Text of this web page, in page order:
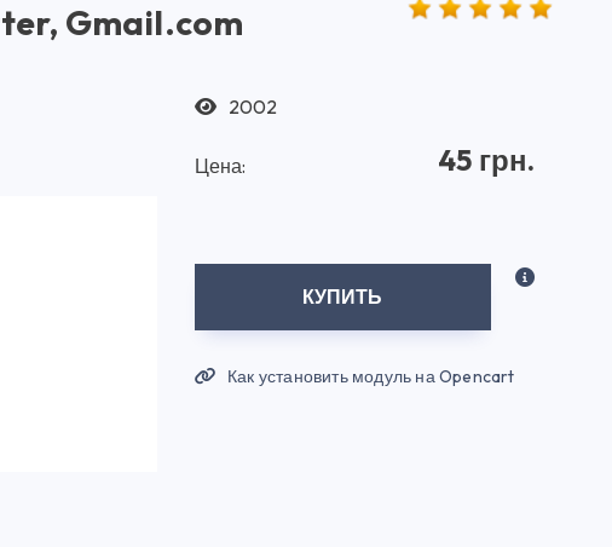
Gmail.com
2002
Цена: 45 грн.
КУПИТЬ
Как установить модуль на Opencart